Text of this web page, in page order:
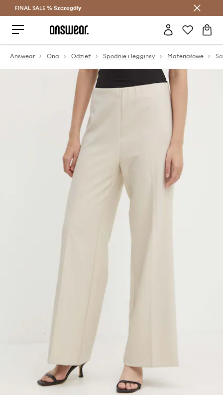
Oszczędzaj z Answear Club >
FINAL SALE % Szczegóły
Answear Ona Odzież Spodnie i legginsy Materiałowe